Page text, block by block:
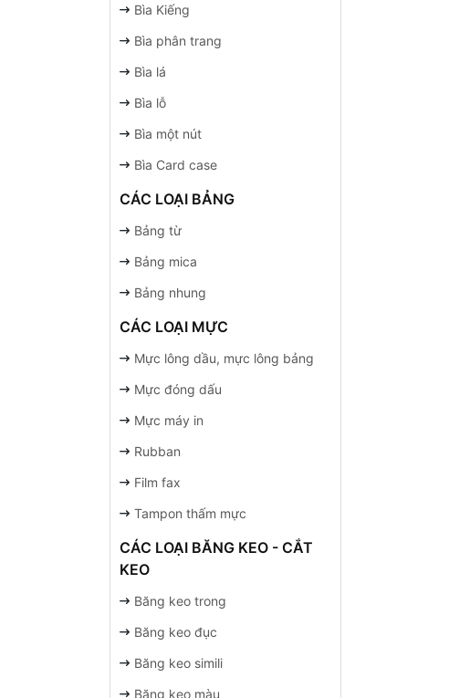
Bìa Kiếng
Bìa phân trang
Bìa lá
Bìa lỗ
Bìa một nút
Bìa Card case
CÁC LOẠI BẢNG
Bảng từ
Bảng mica
Bảng nhung
CÁC LOẠI MỰC
Mực lông dầu, mực lông bảng
Mực đóng dấu
Mực máy in
Rubban
Film fax
Tampon thấm mực
CÁC LOẠI BĂNG KEO - CẮT
KEO
Băng keo trong
Băng keo đục
Băng keo simili
Băng keo màu